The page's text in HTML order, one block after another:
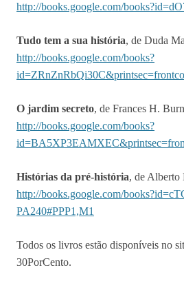
http://books.google.com/
Tudo tem a sua história, de Duda
http://books.google.com/books?
O jardim secreto, de Frances H.
http://books.google.com/books?
Histórias da pré-história, de Alberto
http://books.google.com/
PA240#PPP1,M1
Todos os livros estão disponíveis no
30PorCento.